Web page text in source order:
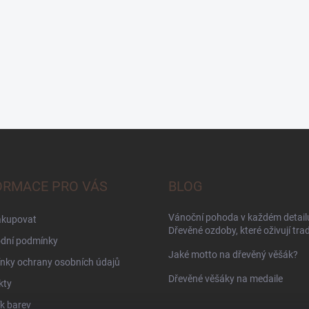
PRO VÁS
podmínky
ochrany osobních údajů
barev
BLOG
Vánoční pohoda v každém
Dřevěné ozdoby, které oživují
Jaké motto na dřevěný věšák?
Dřevěné věšáky na medaile